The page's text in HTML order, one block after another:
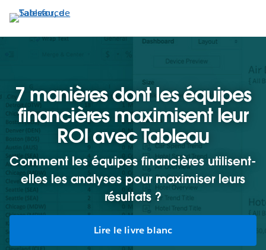
Aller
au
contenu
7 manières dont les équipes
financières maximisent leur
ROI avec Tableau
Comment les équipes financières utilisent-
elles les analyses pour maximiser leurs
résultats ?
Lire le livre blanc